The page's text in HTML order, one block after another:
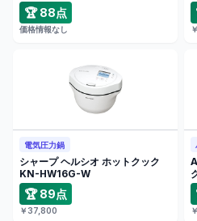
🏆 88点
価格情報なし
電気圧力鍋
シャープ ヘルシオ ホットクック
KN-HW16G-W
🏆 89点
￥37,800